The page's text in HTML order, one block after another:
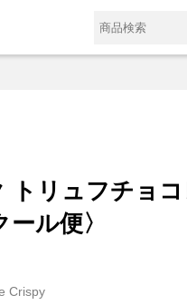
トリュフチョ
ル便〉
Crispy